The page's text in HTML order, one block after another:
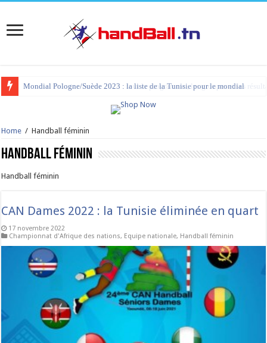
Mondial Pologne/Suède 2023 : la liste de la Tunisie pour le mondial
Home / Handball féminin
Handball féminin
Handball féminin
CAN Dames 2022 : la Tunisie éliminée en quart
17 novembre 2022
Championnat d'Afrique des nations, Equipe nationale, Handball féminin